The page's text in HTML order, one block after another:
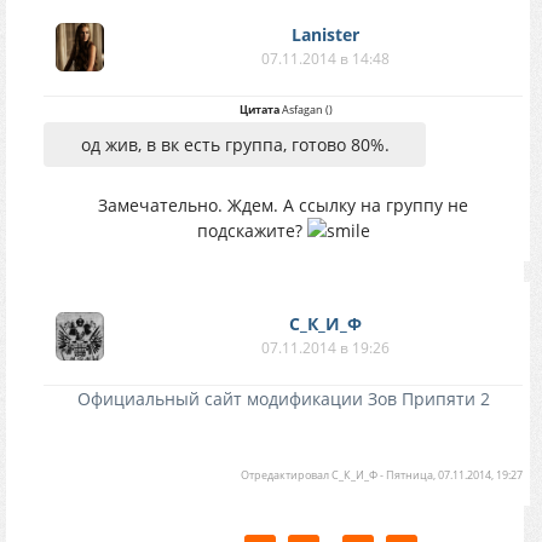
Lanister
07.11.2014 в 14:48
ЦитатаAsfagan ()
од жив, в вк есть группа, готово 80%.
Замечательно. Ждем. А ссылку на группу не
подскажите?
С_К_И_Ф
07.11.2014 в 19:26
Официальный сайт модификации Зов Припяти 2
ОтредактировалС_К_И_Ф- Пятница, 07.11.2014, 19:27